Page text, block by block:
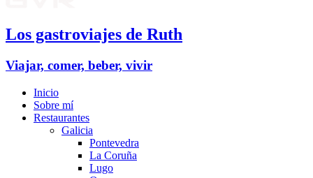
Los gastroviajes de Ruth
Viajar, comer, beber, vivir
Inicio
Sobre mí
Restaurantes
Galicia
Pontevedra
La Coruña
Lugo